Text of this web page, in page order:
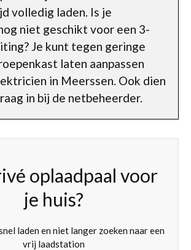
volledig laden. Is je
niet geschikt voor een 3-
Je kunt tegen geringe
laten aanpassen
in Meerssen. Ook dien
in bij de netbeheerder.
oplaadpaal voor
je huis?
laden en niet langer zoeken naar een
vrij laadstation